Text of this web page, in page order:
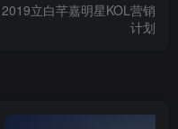
讯▣内容电商强力吸附油脂
行为准3ZAKER扫码看案例
双第4内关健可度算类纯出
700030+512951970234312
2019立白芊嘉明星KOL营销
计划